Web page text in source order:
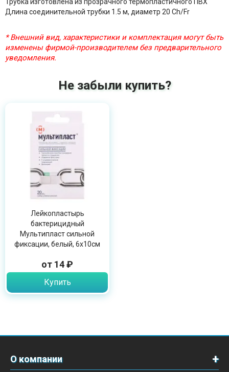
Длина соединительной трубки 1.5 м, диаметр 20 Ch/Fr
* Внешний вид, характеристики и комплектация могут быть
изменены фирмой-производителем без предварительного
уведомления.
Не забыли купить?
Лейкопластырь
бактерицидный
Мультипласт сильной
фиксации, белый, 6х10см
от 14 ₽
Купить
О компании